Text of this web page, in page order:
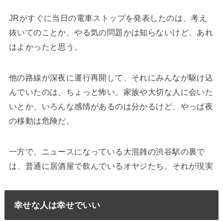
JRがすぐに当日の電車ストップを発表したのは、考え
抜いてのことか、やる気の問題かは知らないけど、あれ
はよかったと思う。
他の路線が深夜に運行再開して、それにみんなが駆け込
んでいたのは、ちょっと怖い。家族や大切な人に会いた
いとか、いろんな感情があるのは分かるけど、やっぱ夜
の移動は危険だ。
一方で、ニュースになっている大混雑の渋谷駅の裏で
は、普通に居酒屋で飲んでいるオヤジたち。それが現実
幸せな人は幸せでいい